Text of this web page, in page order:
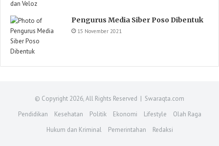
Pengurus Media Siber Poso Dibentuk
15 November 2021
© Copyright 2026, All Rights Reserved | Swaraqta.com
Pendidikan
Kesehatan Politik Ekonomi Lifestyle
Olah Raga
Hukum dan Kriminal
Pemerintahan Redaksi